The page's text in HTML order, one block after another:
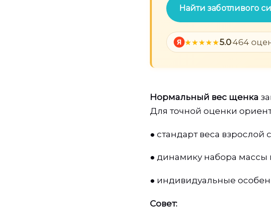
Найти заботливого
Я 5.0·464
Нормальный вес щенка
Для точной оценки
● стандарт веса
● динамику набора массы
● индивидуальные
Совет: